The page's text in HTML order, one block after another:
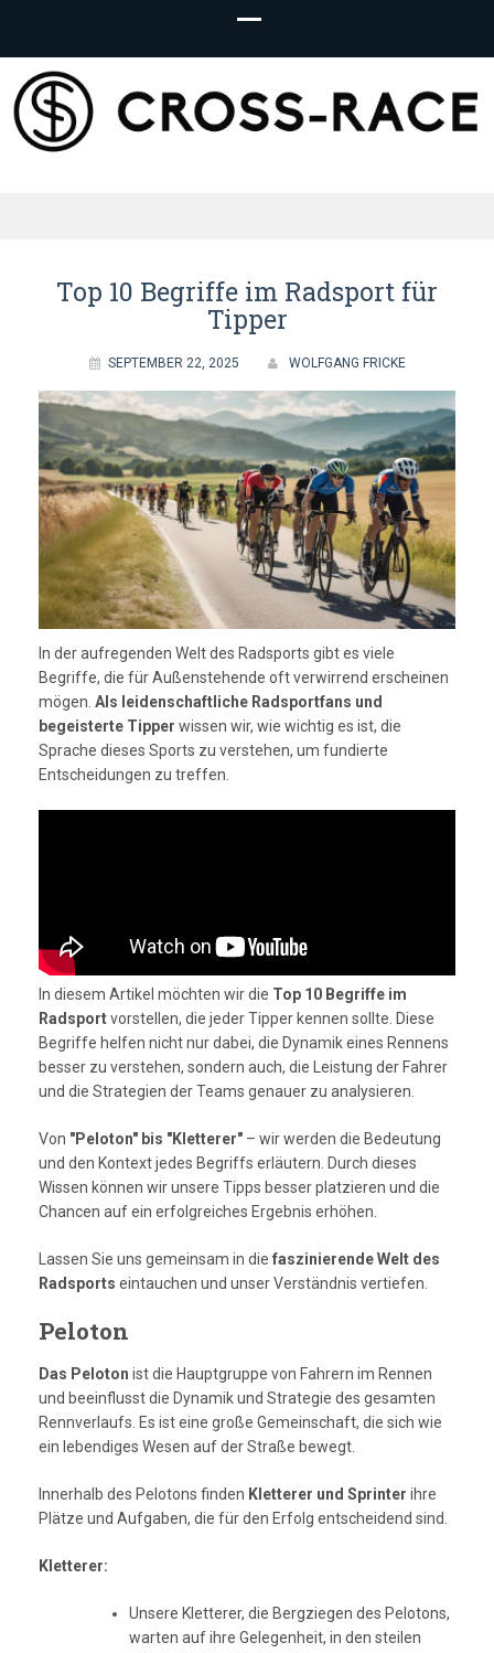
– Cycling
Betting
Top 10 Begriffe im Radsport für
Tipper
SEPTEMBER 22, 2025 WOLFGANG FRICKE
In der aufregenden Welt des Radsports gibt es viele
Begriffe, die für Außenstehende oft verwirrend erscheinen
mögen. Als leidenschaftliche Radsportfans und
begeisterte Tipper wissen wir, wie wichtig es ist, die
Sprache dieses Sports zu verstehen, um fundierte
Entscheidungen zu treffen.
In diesem Artikel möchten wir die Top 10 Begriffe im
Radsportvorstellen, die jeder Tipper kennen sollte. Diese
Begriffe helfen nicht nur dabei, die Dynamik eines Rennens
besser zu verstehen, sondern auch, die Leistung der Fahrer
und die Strategien der Teams genauer zu analysieren.
Von "Peloton" bis "Kletterer" – wir werden die Bedeutung
und den Kontext jedes Begriffs erläutern. Durch dieses
Wissen können wir unsere Tipps besser platzieren und die
Chancen auf ein erfolgreiches Ergebnis erhöhen.
Lassen Sie uns gemeinsam in die faszinierende Welt des
Radsports eintauchen und unser Verständnis vertiefen.
Peloton
Das Peloton ist die Hauptgruppe von Fahrern im Rennen
und beeinflusst die Dynamik und Strategie des gesamten
Rennverlaufs. Es ist eine große Gemeinschaft, die sich wie
ein lebendiges Wesen auf der Straße bewegt.
Innerhalb des Pelotons finden Kletterer und Sprinter ihre
Plätze und Aufgaben, die für den Erfolg entscheidend sind.
Kletterer:
Unsere Kletterer, die Bergziegen des Pelotons,
warten auf ihre Gelegenheit, in den steilen